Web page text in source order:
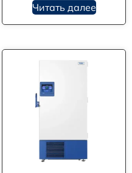
Читать далее